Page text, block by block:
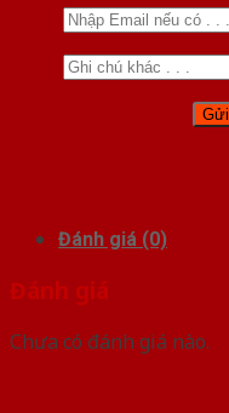
Đánh giá (0)
Đánh giá
Chưa có đánh giá nào.